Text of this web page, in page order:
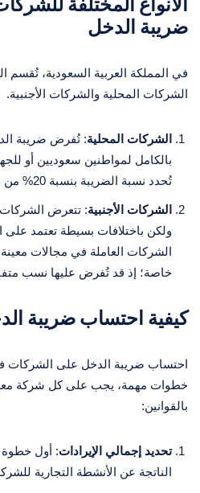
ضريبة الدخل
في المملكة العربية السعودية، تُقسم
الشركات المحلية والشركات الأجنبية.
الشركات المحلية: تُفرض ضريبة
بالكامل لمواطنين سعوديين أو
تُحدد نسبة الضريبة بنسبة 20% من صافي الأرباح.
الشركات الأجنبية: تتعرض الشركات
ولكن باختلافات بسيطة تعتمد على
الشركات العاملة في مجالات
خاصة؛ إذ قد تُفرض عليها نسب
كيفية احتساب ضريبة
احتساب ضريبة الدخل على الشركات
خطوات مهمة، يجب على كل شركة
بالقوانين:
تحديد إجمالي الإيرادات: أول خطوة
الناتجة عن الأنشطة التجارية